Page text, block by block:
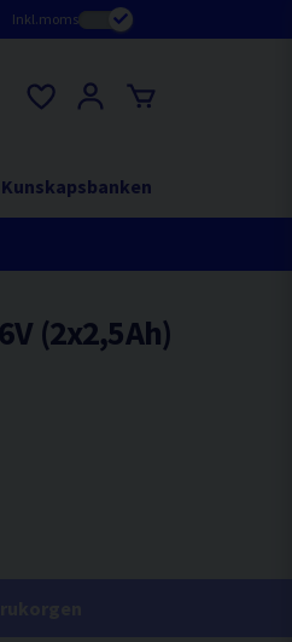
Inkl.moms
Kunskapsbanken
(2x2,5Ah)